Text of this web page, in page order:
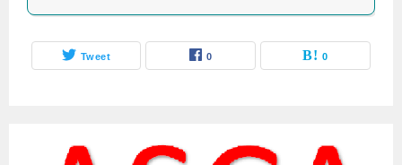
Tweet 0 0